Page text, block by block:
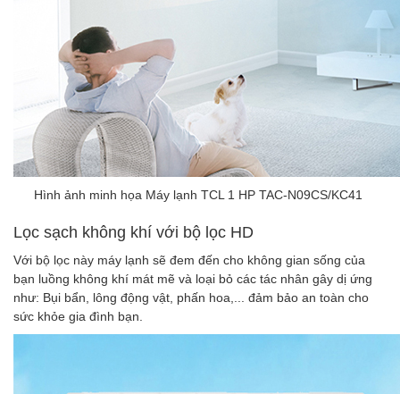
Hình ảnh minh họa Máy lạnh TCL 1 HP TAC-N09CS/KC41
Lọc sạch không khí với bộ lọc HD
Với bộ lọc này máy lạnh sẽ đem đến cho không gian sống của
bạn luồng không khí mát mẽ và loại bỏ các tác nhân gây dị ứng
như: Bụi bẩn, lông động vật, phấn hoa,... đảm bảo an toàn cho
sức khỏe gia đình bạn.